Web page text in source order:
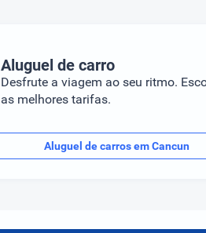
Aluguel de carro
Desfrute a viagem ao seu ritmo.
as melhores tarifas.
Aluguel de carros em Cancun